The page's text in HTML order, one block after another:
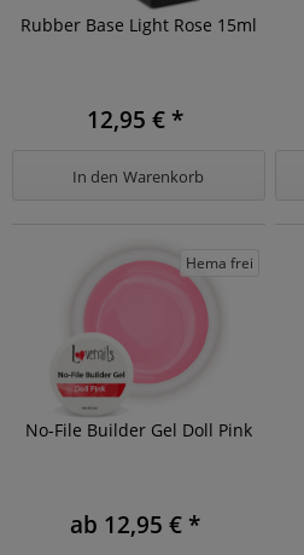
Rubber Base Light Rose 15ml
12,95 € *
In den Warenkorb
Hema frei
No-File Builder Gel Doll Pink
ab 12,95 € *